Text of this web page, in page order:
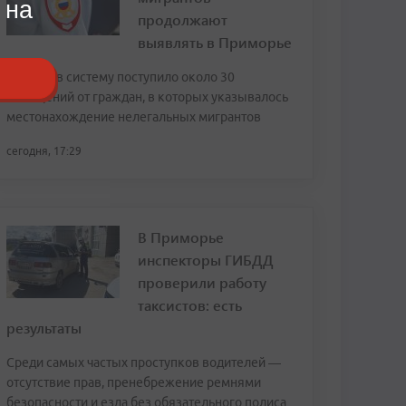
продолжают
выявлять в Приморье
За июль в систему поступило около 30
сообщений от граждан, в которых указывалось
местонахождение нелегальных мигрантов
сегодня, 17:29
В Приморье
инспекторы ГИБДД
проверили работу
таксистов: есть
результаты
Среди самых частых проступков водителей —
отсутствие прав, пренебрежение ремнями
безопасности и езда без обязательного полиса